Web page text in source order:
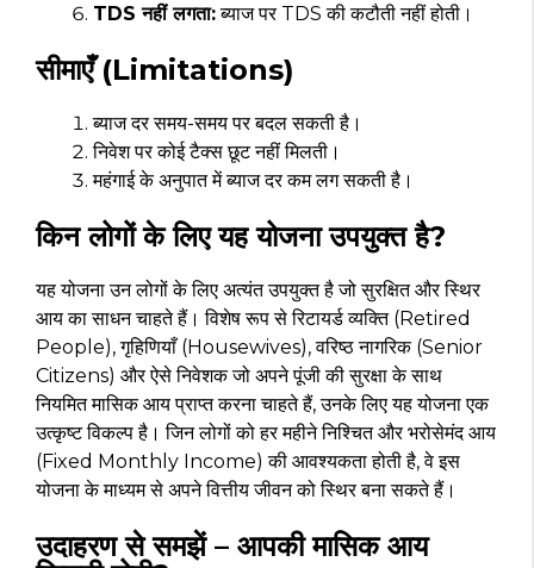
TDS नहीं लगता:ब्याज पर TDS की कटौती नहीं होती।
सीमाएँ (Limitations)
ब्याज दर समय-समय पर बदल सकती है।
निवेश पर कोई टैक्स छूट नहीं मिलती।
महंगाई के अनुपात में ब्याज दर कम लग सकती है।
किन लोगों के लिए यह योजना उपयुक्त है?
यह योजना उन लोगों के लिए अत्यंत उपयुक्त है जो सुरक्षित और स्थिर
आय का साधन चाहते हैं। विशेष रूप से रिटायर्ड व्यक्ति (Retired
People), गृहिणियाँ (Housewives), वरिष्ठ नागरिक (Senior
Citizens) और ऐसे निवेशक जो अपने पूंजी की सुरक्षा के साथ
नियमित मासिक आय प्राप्त करना चाहते हैं, उनके लिए यह योजना एक
उत्कृष्ट विकल्प है। जिन लोगों को हर महीने निश्चित और भरोसेमंद आय
(Fixed Monthly Income) की आवश्यकता होती है, वे इस
योजना के माध्यम से अपने वित्तीय जीवन को स्थिर बना सकते हैं।
उदाहरण से समझें – आपकी मासिक आय